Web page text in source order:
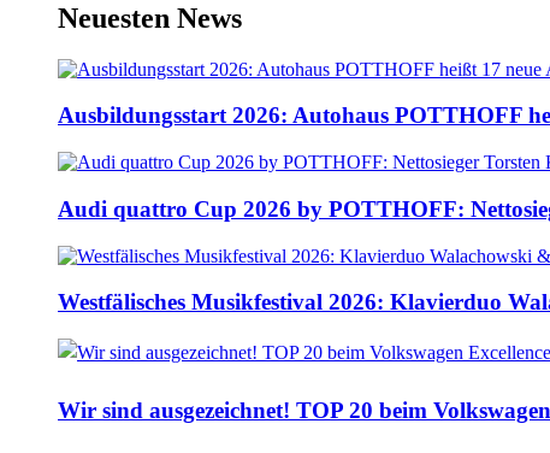
Neuesten News
Ausbildungsstart 2026: Autohaus POTTHOFF
Audi quattro Cup 2026 by POTTHOFF:
Westfälisches Musikfestival 2026: Klavierduo
Wir sind ausgezeichnet! TOP 20 beim